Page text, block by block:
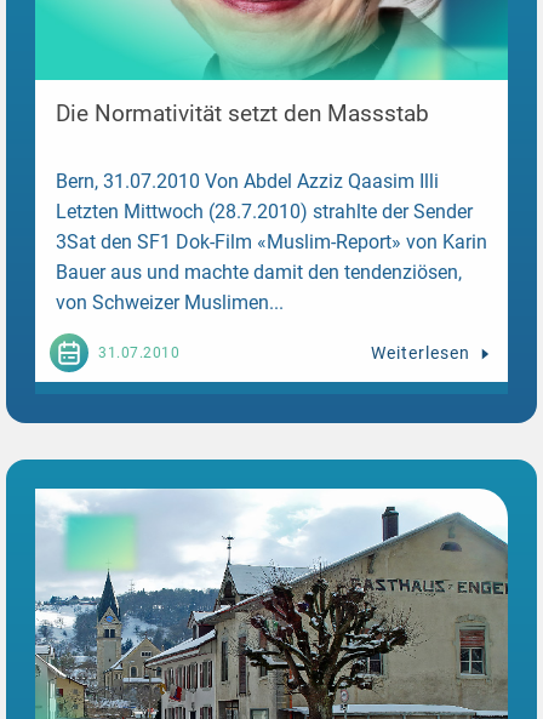
Die Normativität setzt den Massstab
Bern, 31.07.2010 Von Abdel Azziz Qaasim Illi
Letzten Mittwoch (28.7.2010) strahlte der Sender
3Sat den SF1 Dok-Film «Muslim-Report» von Karin
Bauer aus und machte damit den tendenziösen,
von Schweizer Muslimen...
31.07.2010 Weiterlesen